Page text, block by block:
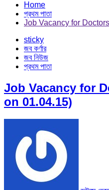
Home
প্রথম পাতা
Job Vacancy for
sticky
জব কর্ণার
জব নিউজ
প্রথম পাতা
Job Vacancy for
on 01.04.15)